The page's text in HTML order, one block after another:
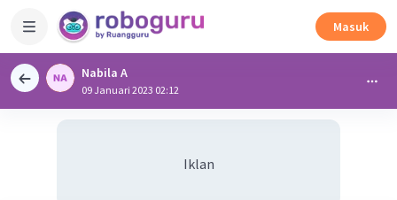
Masuk
Nabila A
09 Januari 2023 02:12
Iklan